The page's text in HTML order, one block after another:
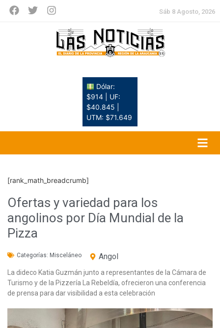
Sáb 8 Agosto, 2026
Dólar:
$914 | UF:
$40.845 |
UTM: $71.649
[rank_math_breadcrumb]
Ofertas y variedad para los
angolinos por Día Mundial de la
Pizza
Categorías: Misceláneo Angol
La dideco Katia Guzmán junto a representantes de la Cámara de
Turismo y de la Pizzería La Rebeldía, ofrecieron una conferencia
de prensa para dar visibilidad a esta celebración